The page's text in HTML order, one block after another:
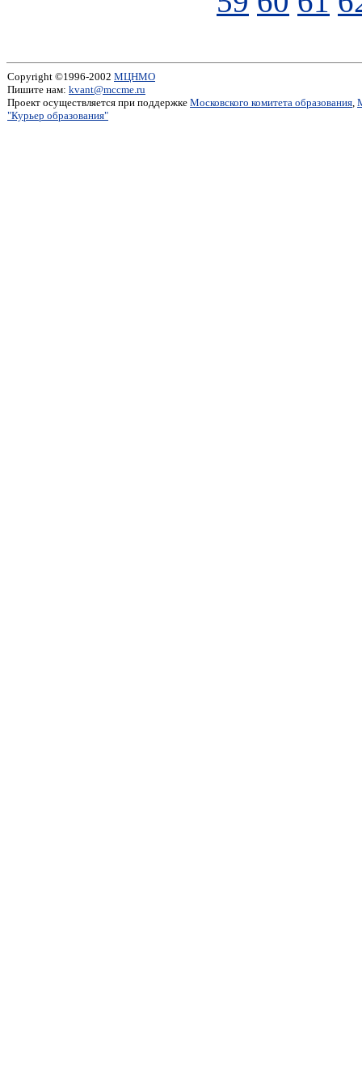
Copyright ©1996-2002 МЦНМО
Пишите нам: kvant@mccme.ru
Проект осуществляется при поддержке Московского комитета образования,
"Курьер образования"